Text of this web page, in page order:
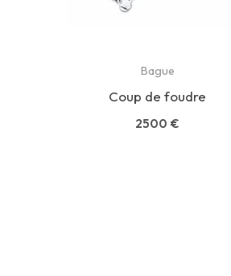
Bague
Coup de foudre
2500 €